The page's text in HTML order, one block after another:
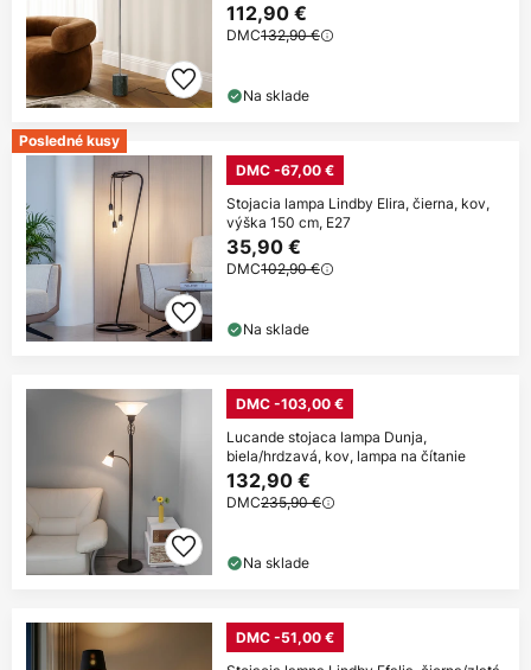
112,90 €
DMC132,90 €
Na sklade
Posledné kusy
DMC -67,00 €
Stojacia lampa Lindby Elira, čierna, kov,
výška 150 cm, E27
35,90 €
DMC102,90 €
Na sklade
DMC -103,00 €
Lucande stojaca lampa Dunja,
biela/hrdzavá, kov, lampa na čítanie
132,90 €
DMC235,90 €
Na sklade
DMC -51,00 €